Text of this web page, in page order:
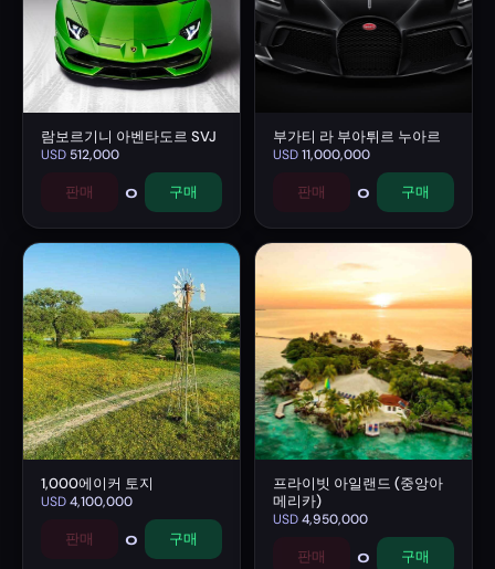
람보르기니 아벤타도르 SVJ
USD 512,000
판매 0 구매
부가티 라 부아튀르 누아르
USD11,000,000
판매 0 구매
1,000에이커 토지
USD4,100,000
판매 0 구매
프라이빗 아일랜드 (중앙아
메리카)
USD4,950,000
판매 0 구매